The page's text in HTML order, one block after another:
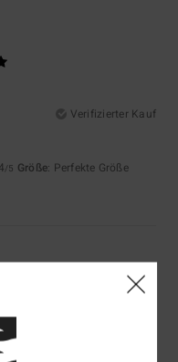
Verifizierter Kauf
/5 Größe: Perfekte Größe